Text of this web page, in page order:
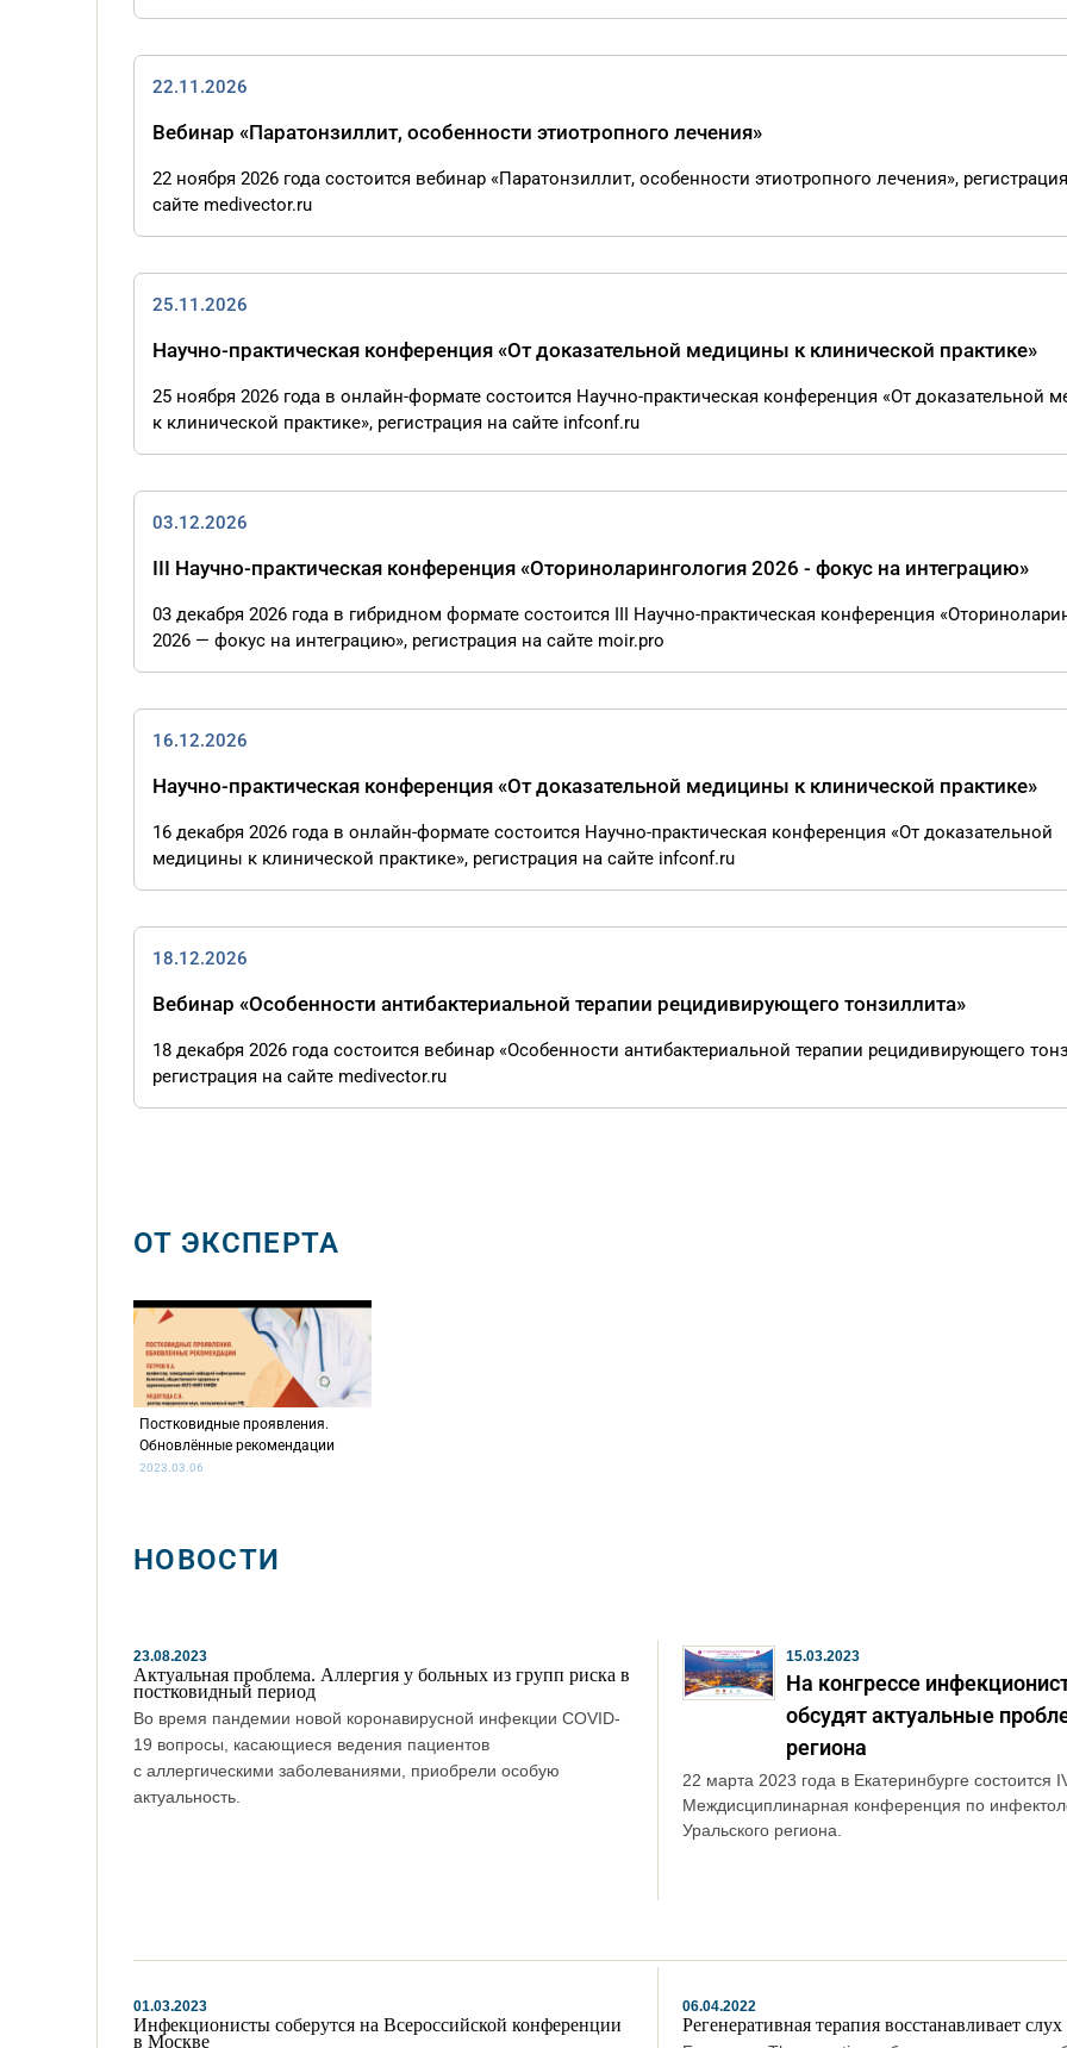
22.11.2026
Вебинар «Паратонзиллит, особенности этиотропного лечения»
22 ноября 2026 года состоится вебинар «Паратонзиллит, особенности этиотропного лечения»,
сайте medivector.ru
25.11.2026
Научно-практическая конференция «От доказательной медицины к клинической практике»
25 ноября 2026 года в онлайн-формате состоится Научно-практическая конференция «От доказательной
к клинической практике», регистрация на сайте infconf.ru
03.12.2026
III Научно-практическая конференция «Оториноларингология 2026 - фокус на интеграцию»
03 декабря 2026 года в гибридном формате состоится III Научно-практическая конференция
2026 — фокус на интеграцию», регистрация на сайте moir.pro
16.12.2026
Научно-практическая конференция «От доказательной медицины к клинической практике»
16 декабря 2026 года в онлайн-формате состоится Научно-практическая конференция «От доказательной
медицины к клинической практике», регистрация на сайте infconf.ru
18.12.2026
Вебинар «Особенности антибактериальной терапии рецидивирующего тонзиллита»
18 декабря 2026 года состоится вебинар «Особенности антибактериальной терапии рецидивирующего
регистрация на сайте medivector.ru
ОТ ЭКСПЕРТА
Постковидные проявления.
Обновлённые рекомендации
2023.03.06
НОВОСТИ
23.08.2023
Актуальная проблема. Аллергия у больных из групп риска в
постковидный период
Во время пандемии новой коронавирусной инфекции COVID-
19 вопросы, касающиеся ведения пациентов
с аллергическими заболеваниями, приобрели особую
актуальность.
15.03.2023
На конгрессе
обсудят актуальные
региона
22 марта 2023 года в Екатеринбурге состоится
Междисциплинарная конференция по
Уральского региона.
01.03.2023
Инфекционисты соберутся на Всероссийской конференции
в Москве
06.04.2022
Регенеративная терапия восстанавливает слух